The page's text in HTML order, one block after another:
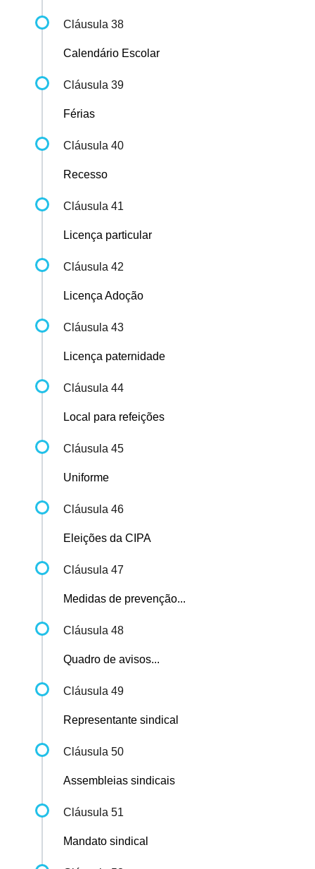
Cláusula 38
Calendário Escolar
Cláusula 39
Férias
Cláusula 40
Recesso
Cláusula 41
Licença particular
Cláusula 42
Licença Adoção
Cláusula 43
Licença paternidade
Cláusula 44
Local para refeições
Cláusula 45
Uniforme
Cláusula 46
Eleições da CIPA
Cláusula 47
Medidas de prevenção...
Cláusula 48
Quadro de avisos...
Cláusula 49
Representante sindical
Cláusula 50
Assembleias sindicais
Cláusula 51
Mandato sindical